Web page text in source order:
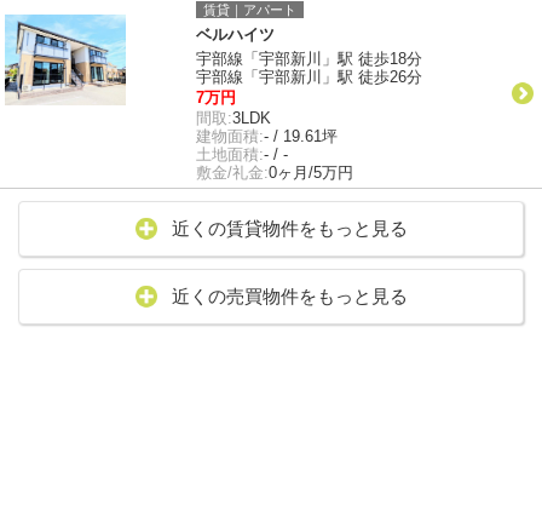
賃貸｜アパート
ベルハイツ
宇部線「宇部新川」駅 徒歩18分
宇部線「宇部新川」駅 徒歩26分
7万円
間取:3LDK
建物面積:- / 19.61坪
土地面積:- / -
敷金/礼金:0ヶ月/5万円
近くの賃貸物件をもっと見る
近くの売買物件をもっと見る